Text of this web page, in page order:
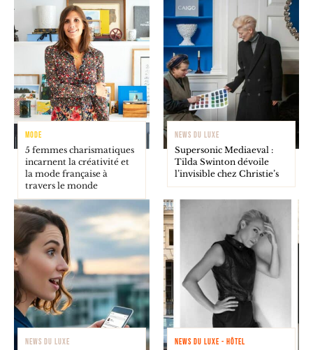
MODE
5 femmes charismatiques
incarnent la créativité et
la mode française à
travers le monde
NEWS DU LUXE
Supersonic Mediaeval :
Tilda Swinton dévoile
l’invisible chez Christie’s
NEWS DU LUXE
NEWS DU LUXE - HÔTEL